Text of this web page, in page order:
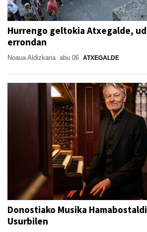
Hurrengo geltokia Atxegalde,
errondan
Noaua Aldizkaria abu 06 ATXEGALDE
Donostiako Musika
Usurbilen